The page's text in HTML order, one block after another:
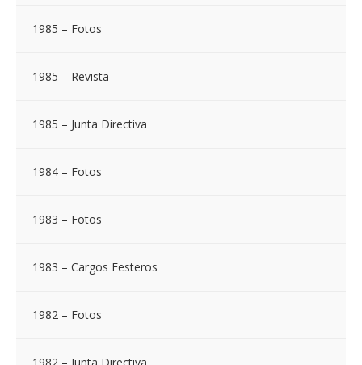
1985 – Fotos
1985 – Revista
1985 – Junta Directiva
1984 – Fotos
1983 – Fotos
1983 – Cargos Festeros
1982 – Fotos